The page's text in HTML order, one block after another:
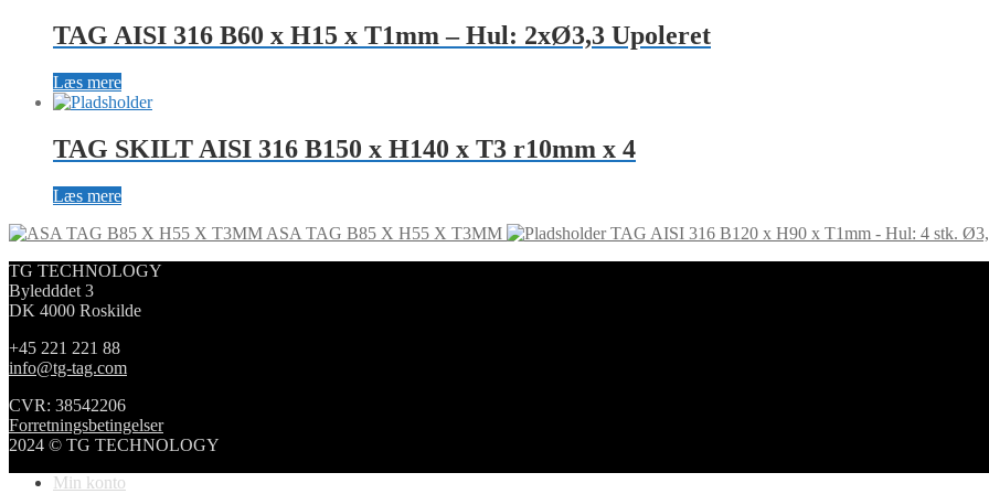
TAG AISI 316 B60 x H15 x T1mm – Hul: 2xØ3,3 Upoleret
Læs mere
TAG SKILT AISI 316 B150 x H140 x T3 r10mm x 4
Læs mere
ASA TAG B85 X H55 X T3MM
TAG AISI 316 B120 x H90 x T1mm - Hul: 4 stk.
TG TECHNOLOGY
Byledddet 3
DK 4000 Roskilde
+45 221 221 88
info@tg-tag.com
CVR: 38542206
Forretningsbetingelser
2024 © TG TECHNOLOGY
Min konto